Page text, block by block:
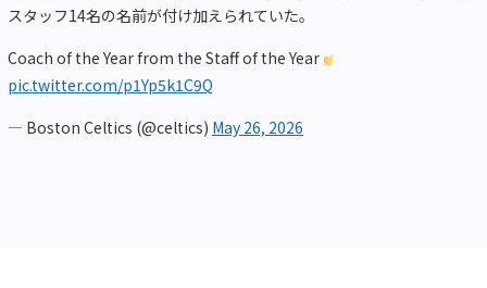
スタッフ14名の名前が付け加えられていた。
Coach of the Year from the Staff of the Year
pic.twitter.com/p1Yp5k1C9Q
— Boston Celtics (@celtics) May 26, 2026